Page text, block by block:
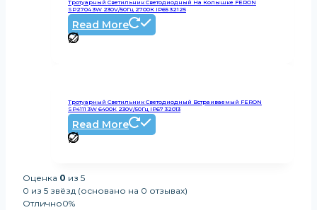
Тротуарный Светильник Светодиодный На Колышке FERON
SP2704 3W 230V/50Гц 2700К IP65 32125
Read More
Тротуарный Светильник Светодиодный Встраиваемый FERON
SP4111 3W 6400К 230V/50Гц IP67 32013
Read More
Оценка 0 из 5
0 из 5 звёзд (основано на 0 отзывах)
Отлично0%